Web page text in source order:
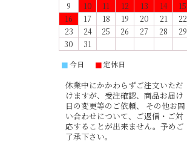
9
10 11 12 13 14
15
16
17 18 19 20 21
22
23
24 25 26 27 28
29
30
31
■今日 ■定休日
休業中にかかわらずご注文いただ
けますが、受注確認、商品お届け
日の変更等のご依頼、 その他お問
い合わせについて、ご返信・ご対
応することが出来ません。予めご
了承下さい。